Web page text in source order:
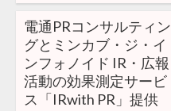
電通PRコンサルティン
グとミンカブ・ジ・イ
ンフォノイド IR・広報
活動の効果測定サービ
ス「IRwith PR」提供